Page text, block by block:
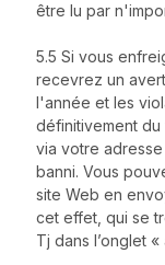
être lu par
5.5 Si vous
recevrez un
l'année et les
définitivement
via votre
banni. Vous
site Web en
cet effet, qui se
Tj dans l’onglet